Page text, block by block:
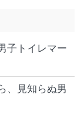
子トイレマー
、見知らぬ男